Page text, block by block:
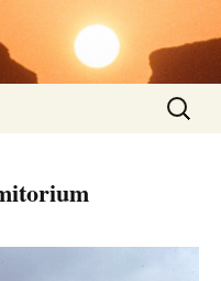
Suchen
nach: